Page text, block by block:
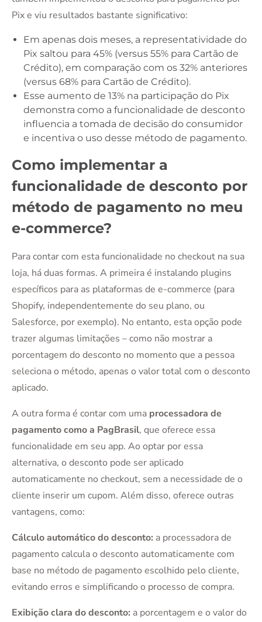
Pix e viu resultados bastante significativo:
Em apenas dois meses, a representatividade do
Pix saltou para 45% (versus 55% para Cartão de
Crédito), em comparação com os 32% anteriores
(versus 68% para Cartão de Crédito).
Esse aumento de 13% na participação do Pix
demonstra como a funcionalidade de desconto
influencia a tomada de decisão do consumidor
e incentiva o uso desse método de pagamento.
Como implementar a
funcionalidade de desconto por
método de pagamento no meu
e-commerce?
Para contar com esta funcionalidade no checkout na sua
loja, há duas formas. A primeira é instalando plugins
específicos para as plataformas de e-commerce (para
Shopify, independentemente do seu plano, ou
Salesforce, por exemplo). No entanto, esta opção pode
trazer algumas limitações – como não mostrar a
porcentagem do desconto no momento que a pessoa
seleciona o método, apenas o valor total com o desconto
aplicado.
A outra forma é contar com uma processadora de
pagamento como a PagBrasil, que oferece essa
funcionalidade em seu app. Ao optar por essa
alternativa, o desconto pode ser aplicado
automaticamente no checkout, sem a necessidade de o
cliente inserir um cupom. Além disso, oferece outras
vantagens, como:
Cálculo automático do desconto: a processadora de
pagamento calcula o desconto automaticamente com
base no método de pagamento escolhido pelo cliente,
evitando erros e simplificando o processo de compra.
Exibição clara do desconto: a porcentagem e o valor do